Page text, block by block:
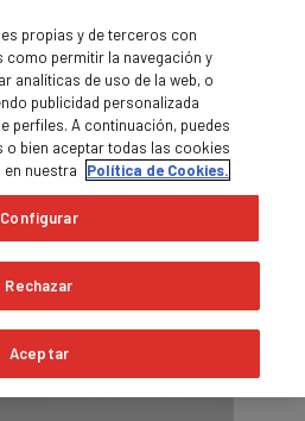

propias y de terceros con
como permitir la navegación y
analíticas de uso de la web, o
publicidad personalizada
perfiles. A continuación, puedes
o bien aceptar todas las cookies
nuestra
Política de Cookies.
Configurar
Rechazar
Aceptar